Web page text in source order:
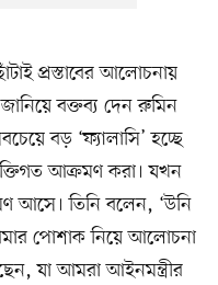
প্রস্তাবের আলোচনায়
বক্তব্য দেন রুমিন
বড় ‘ফ্যালাসি’ হচ্ছে
আক্রমণ করা। যখন
আসে। তিনি বলেন, ‘উনি
পোশাক নিয়ে আলোচনা
যা আমরা আইনমন্ত্রীর